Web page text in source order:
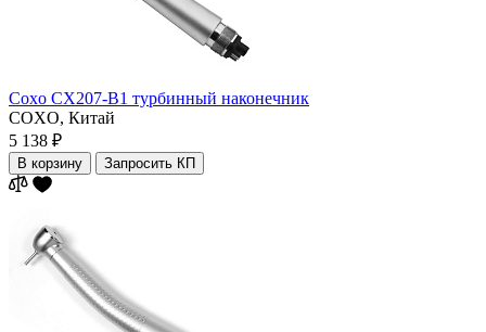
Coxo CX207-B1 турбинный наконечник
COXO, Китай
5 138 ₽
В корзину Запросить КП